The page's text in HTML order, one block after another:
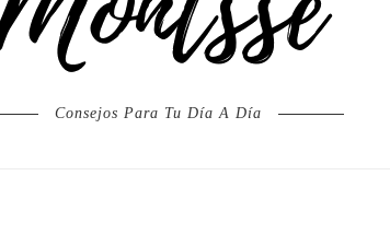
Consejos Para Tu Día A Día